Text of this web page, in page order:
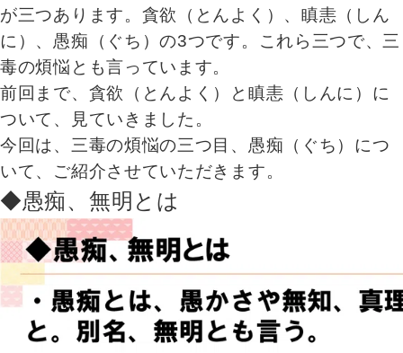
が三つあります。貪欲（とんよく）、瞋恚（しん
に）、愚痴（ぐち）の3つです。これら三つで、三
毒の煩悩とも言っています。
前回まで、貪欲（とんよく）と瞋恚（しんに）に
ついて、見ていきました。
今回は、三毒の煩悩の三つ目、愚痴（ぐち）につ
いて、ご紹介させていただきます。
◆愚痴、無明とは